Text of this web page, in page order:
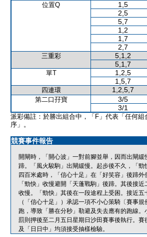
位置Q 1,5
2,5
5,7
1,2
1,7
2,7
三重彩 5,1,2
5,1,7
單T 1,2,5
1,5,7
四連環 1,2,5,7
第二口孖寶 3/5
3/1
派彩備註：於勝出組合中，「F」代表「任何
序」。
競賽事件報告
開閘時，「開心波」一對前腳並舉，因而出閘
蹄。「風火駿駒」出閘緩慢。起步後不久，「
四百米處時，「信心十足」在「好笑容」後蹄
「勁快」收慢避開「天蓬戰駒」後蹄。其後接
收慢。「勁快」其後在一段途程上受困。接近
（「信心十足」）承認一項不小心策騎〔賽事
跑，導致「勝在分秒」勒避及失去應有的跑線
罰則押後至二月五日星期日沙田賽事後執行。
及「日日中」均須接受抽樣檢驗。